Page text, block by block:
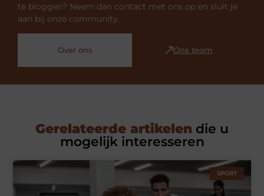
te bloggen? Neem dan contact met ons op en sluit je
aan bij onze community.
Over ons Ons team
Gerelateerde artikelen die u
mogelijk interesseren
SPORT